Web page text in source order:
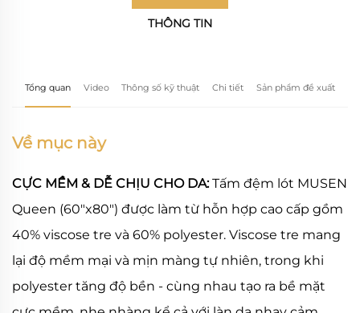
THÔNG TIN
Tổng quan Video Thông số kỹ thuật Chi tiết Sản phẩm đề xuất
Về mục này
CỰC MỀM & DỄ CHỊU CHO DA:Tấm đệm lót MUSEN
Queen (60"x80") được làm từ hỗn hợp cao cấp gồm
40% viscose tre và 60% polyester. Viscose tre mang
lại độ mềm mại và mịn màng tự nhiên, trong khi
polyester tăng độ bền - cùng nhau tạo ra bề mặt